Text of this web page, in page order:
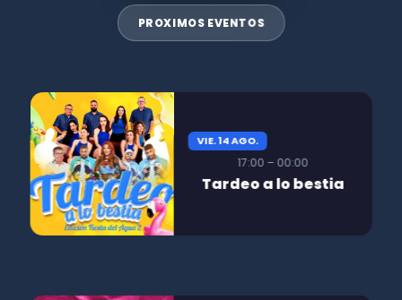
PROXIMOS EVENTOS
VIE. 14 AGO.
17:00 – 00:00
Tardeo a lo bestia